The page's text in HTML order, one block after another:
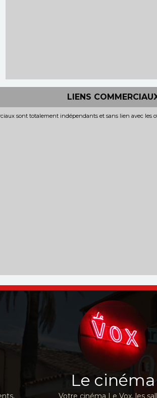
LIENS
sont totalement indépendants et sans lien avec les
Le cinéma
Votre cinéma Le Vox, les